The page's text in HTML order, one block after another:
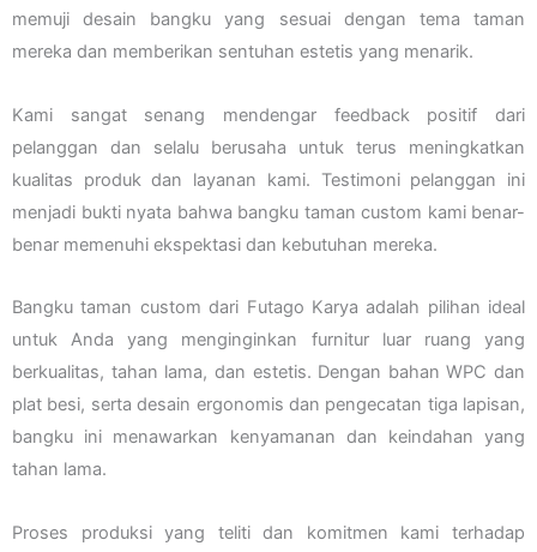
memuji desain bangku yang sesuai dengan tema taman
mereka dan memberikan sentuhan estetis yang menarik.
Kami sangat senang mendengar feedback positif dari
pelanggan dan selalu berusaha untuk terus meningkatkan
kualitas produk dan layanan kami. Testimoni pelanggan ini
menjadi bukti nyata bahwa bangku taman custom kami benar-
benar memenuhi ekspektasi dan kebutuhan mereka.
Bangku taman custom dari Futago Karya adalah pilihan ideal
untuk Anda yang menginginkan furnitur luar ruang yang
berkualitas, tahan lama, dan estetis. Dengan bahan WPC dan
plat besi, serta desain ergonomis dan pengecatan tiga lapisan,
bangku ini menawarkan kenyamanan dan keindahan yang
tahan lama.
Proses produksi yang teliti dan komitmen kami terhadap